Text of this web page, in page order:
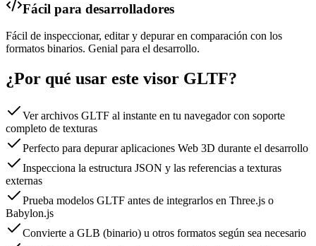
Fácil para desarrolladores
Fácil de inspeccionar, editar y depurar en comparación con los
formatos binarios. Genial para el desarrollo.
¿Por qué usar este visor GLTF?
Ver archivos GLTF al instante en tu navegador con soporte
completo de texturas
Perfecto para depurar aplicaciones Web 3D durante el desarrollo
Inspecciona la estructura JSON y las referencias a texturas
externas
Prueba modelos GLTF antes de integrarlos en Three.js o
Babylon.js
Convierte a GLB (binario) u otros formatos según sea necesario